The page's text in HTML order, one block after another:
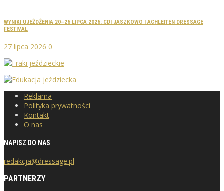
WYNIKI UJEŻDŻENIA 20–26 LIPCA 2026: CDI JASZKOWO I ACHLEITEN DRESSAGE
FESTIVAL
27 lipca 2026 0
Reklama
Polityka prywatności
Kontakt
O nas
NAPISZ DO NAS
redakcja@dressage.pl
PARTNERZY